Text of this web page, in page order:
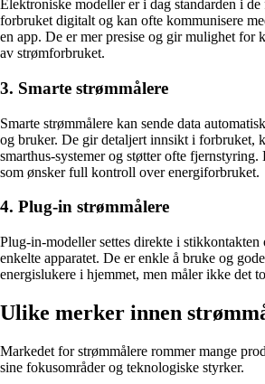
Elektroniske modeller er i dag standarden i
forbruket digitalt og kan ofte kommunisere
en app. De er mer presise og gir mulighet for
av strømforbruket.
3. Smarte strømmålere
Smarte strømmålere kan sende data
og bruker. De gir detaljert innsikt i forbruket,
smarthus-systemer og støtter ofte
som ønsker full kontroll over energiforbruket.
4. Plug-in strømmålere
Plug-in-modeller settes direkte i
enkelte apparatet. De er enkle å bruke og
energislukere i hjemmet, men måler ikke det
Ulike merker innen
Markedet for strømmålere rommer mange
sine fokusområder og teknologiske styrker.